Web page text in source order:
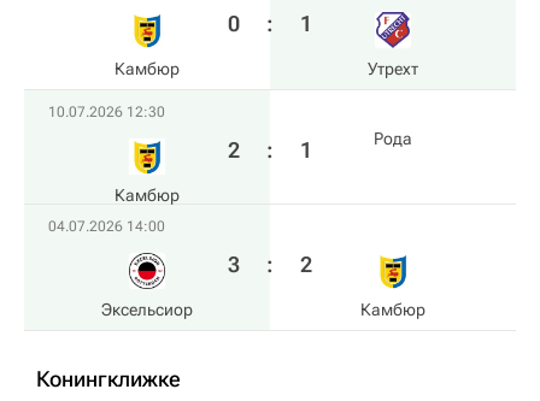
Камбюр
0 : 1
Утрехт
10.07.2026 12:30
Камбюр
2 : 1 Рода
04.07.2026 14:00
Эксельсиор
3 : 2
Камбюр
Конингклижке